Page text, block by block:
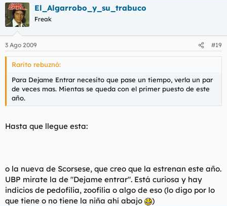
El_Algarrobo_y_su_trabuco
Freak
3 Ago 2009 #19
Rarito rebuznó:
Para Dejame Entrar necesito que pase un tiempo, verla un par
de veces mas. Mientas se queda con el primer puesto de este
año.
Hasta que llegue esta:
o la nueva de Scorsese, que creo que la estrenan este año.
UBP mirate la de "Dejame entrar". Está curiosa y hay
indicios de pedofilia, zoofilia o algo de eso (lo digo por lo
que tiene o no tiene la niña ahí abajo
)